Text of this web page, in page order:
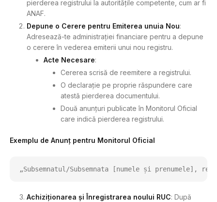
pierderea registrului la autoritățile competente, cum ar fi
ANAF.
Depune o Cerere pentru Emiterea unuia Nou:
Adresează-te administrației financiare pentru a depune
o cerere în vederea emiterii unui nou registru.
Acte Necesare:
Cererea scrisă de reemitere a registrului.
O declarație pe proprie răspundere care
atestă pierderea documentului.
Două anunțuri publicate în Monitorul Oficial
care indică pierderea registrului.
Exemplu de Anunț pentru Monitorul Oficial
„Subsemnatul/Subsemnata [numele și
Achiziționarea și Înregistrarea noului RUC: După